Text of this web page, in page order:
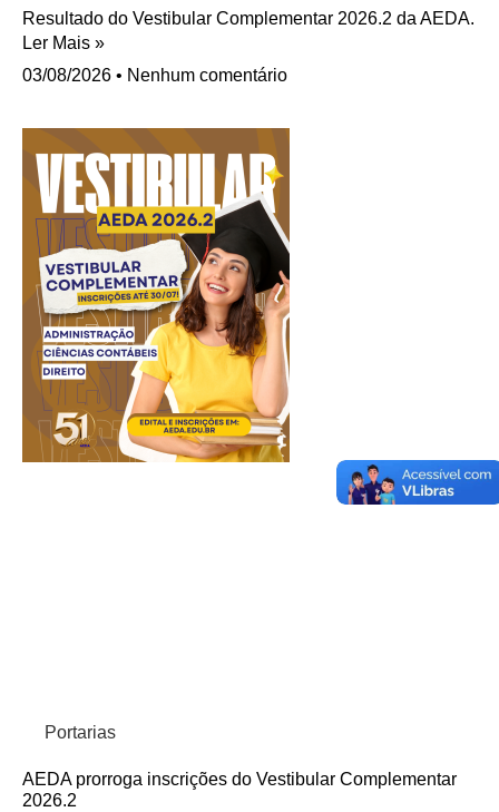
Resultado do Vestibular Complementar 2026.2 da AEDA.
Ler Mais »
03/08/2026
Nenhum comentário
Portarias
AEDA prorroga inscrições do Vestibular Complementar
2026.2